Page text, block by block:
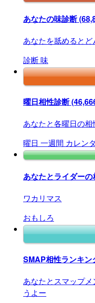
あなたの味診断
あなたを舐めると
診断味
曜日相性診断
あなたと各曜日の相
曜日 一週間 カレン
あなたとライダーの
ワカリマス
おもしろ
SMAP相性ランキン
あなたとスマップ
うよー